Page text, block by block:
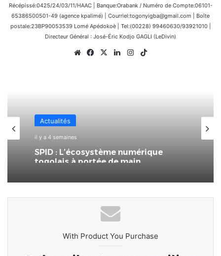
Récépissé:0425/24/03/11/HAAC | Banque:Orabank / Numéro de Compte:06101-
65386500501-49 (agence kpalimé) | Courriel:togonyigba@gmail.com | Boîte
postale:23BP90053539 Lomé Apédokoè | Tel:(00228) 99460630/93921010 |
Directeur Général : José-Éric Kodjo GAGLI (LeDivin)
WebsiteFacebook
X LinkedinInstagram
Actualités
il y a 4 semaines
SPID : L’écosystème numérique
togolais à portée de main
With Product You Purchase